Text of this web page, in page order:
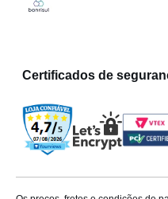
Certificados de